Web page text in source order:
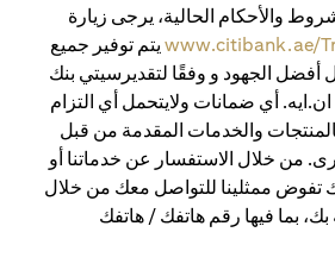
والأحكام الحالية، يرجى زيارة
www.citibank.ae/ يتم توفير جميع
الجهود و وفقًا لتقديرسيتي بنك
أي ضمانات ولايتحمل أي التزام
والخدمات المقدمة من قبل
من خلال الاستفسار عن خدماتنا أو
تفوض ممثلينا للتواصل معك من خلال
بما فيها رقم هاتفك / هاتفك